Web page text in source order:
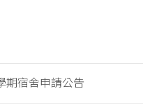
期宿舍申請公告